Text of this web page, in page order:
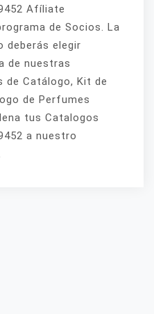
Afíliate
de Socios. La
deberás elegir
de nuestras
de Catálogo, Kit de
de Perfumes
tus Catalogos
a nuestro